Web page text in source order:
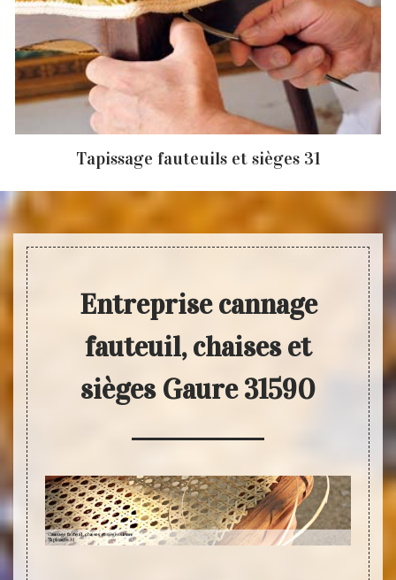
Tapissage fauteuils et sièges 31
Entreprise cannage
fauteuil, chaises et
sièges Gaure 31590